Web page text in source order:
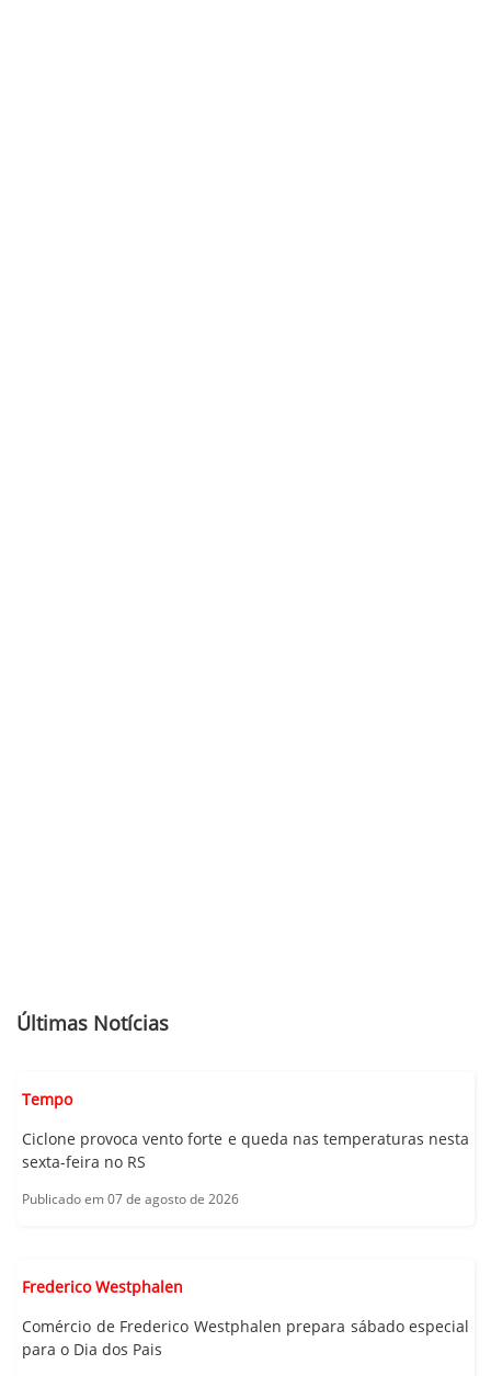
Últimas Notícias
Tempo
Ciclone provoca vento forte e queda nas temperaturas nesta
sexta-feira no RS
Publicado em 07 de agosto de 2026
Frederico Westphalen
Comércio de Frederico Westphalen prepara sábado especial
para o Dia dos Pais